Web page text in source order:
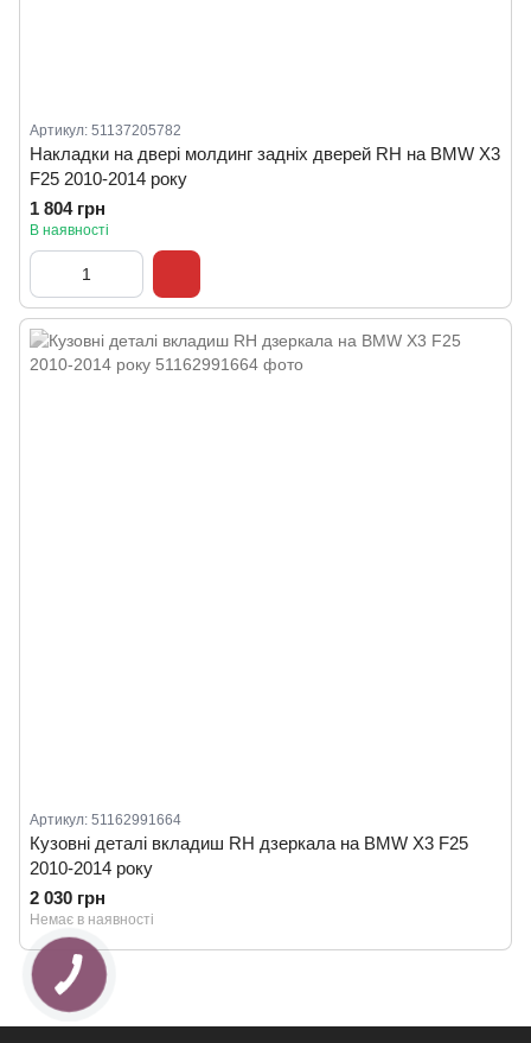
Артикул: 51137205782
Накладки на двері молдинг задніх дверей RH на BMW X3
F25 2010-2014 року
1 804 грн
В наявності
Артикул: 51162991664
Кузовні деталі вкладиш RH дзеркала на BMW X3 F25
2010-2014 року
2 030 грн
Немає в наявності